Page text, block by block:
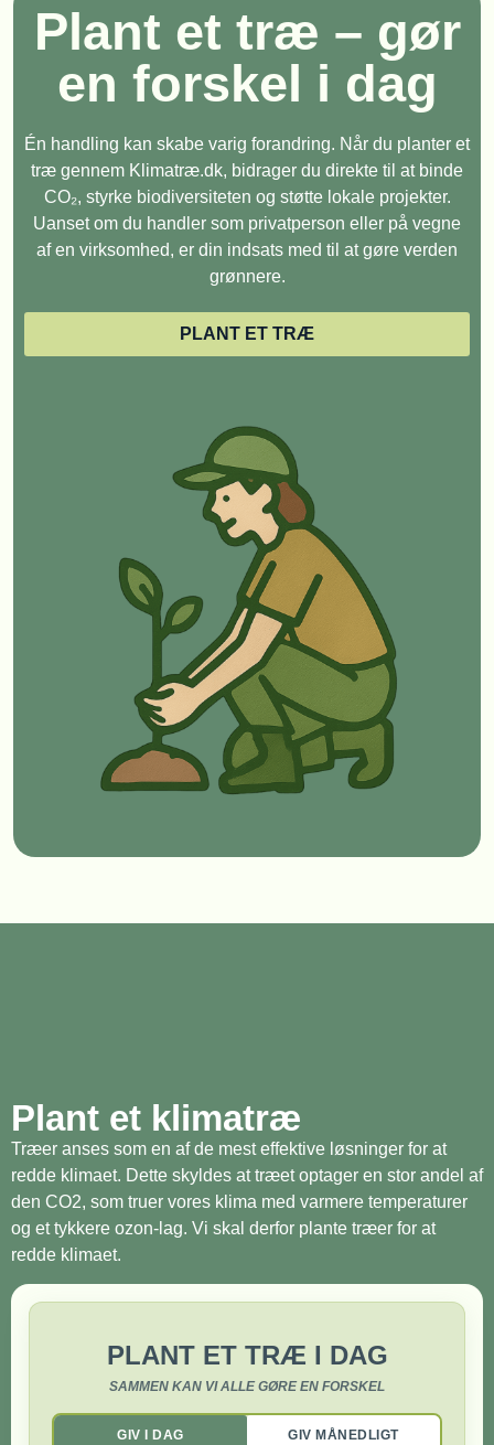
Plant et træ – gør
en forskel i dag
Én handling kan skabe varig forandring. Når du planter et
træ gennem Klimatræ.dk, bidrager du direkte til at binde
CO₂, styrke biodiversiteten og støtte lokale projekter.
Uanset om du handler som privatperson eller på vegne
af en virksomhed, er din indsats med til at gøre verden
grønnere.
PLANT ET TRÆ
Plant et klimatræ
Træer anses som en af de mest effektive løsninger for at
redde klimaet. Dette skyldes at træet optager en stor andel af
den CO2, som truer vores klima med varmere temperaturer
og et tykkere ozon-lag. Vi skal derfor plante træer for at
redde klimaet.
PLANT ET TRÆ I DAG
SAMMEN KAN VI ALLE GØRE EN FORSKEL
GIV I DAG GIV MÅNEDLIGT